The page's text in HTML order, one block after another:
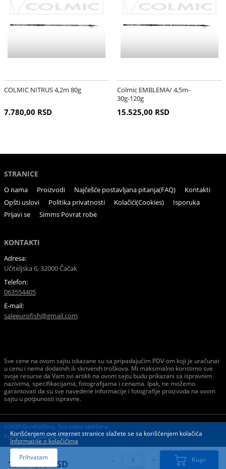
COLMIC NITRUS 4,2m 80g
7.780,00 RSD
Colmic EMBLEMA/ 4,5m-
30g-120g
15.525,00 RSD
STRANICE
O nama Proizvodi Najčešće postavljana pitanja(FAQ)
Kontakti
Opšti uslovi
Politika privatnosti Kolačići(Cookies)
Isporuka
Prijavi se
Simms Povrat robe
KONTAKTI
Adresa:
Učiteljska 6, 32000 Čačak
Telefon:
063554405
E-mail:
saleeurofish@gmail.com
Sve cene na ovom sajtu iskazane su sa pripadajućim PDV-om koji je uračunat
u cenu i nema dodatnih ili skrivenih troškova. Mi maksimalno koristimo sve
svoje resurse da Vam svi artikli na ovom sajtu budu prikazani sa ispravnim
nazivima, specifikacijama, fotografijama i cenama. Ipak, ne možemo
garantovati da su sve navedene informacije i fotografije proizvoda na ovom
sajtu u potpunosti ispravne.
©2020 GombaShop, Sva prava zadržana
Powered byGombaShop™
Cena:
13.470,00 RSD - + Kupi
Korišćenjem ove internet stranice slažete se sa korišćenjem kolačića
Informacije o kolačićima
Prihvatam